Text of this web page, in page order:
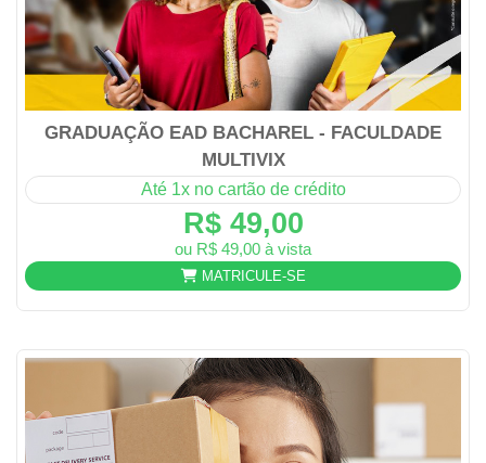
GRADUAÇÃO EAD BACHAREL - FACULDADE
MULTIVIX
Até 1x no cartão de crédito
R$ 49,00
ou R$ 49,00 à vista
MATRICULE-SE